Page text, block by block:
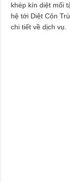
khép kín diệt mối
hệ tới Diệt Côn
chi tiết về dịch vụ.